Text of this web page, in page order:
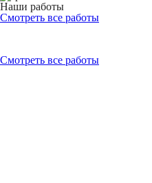
Наши работы
Смотреть все работы
Смотреть все работы